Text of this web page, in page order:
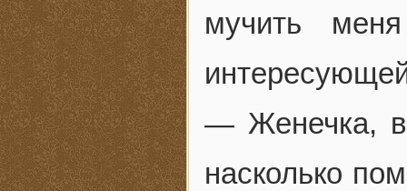
мучить
— Женечка,
насколько